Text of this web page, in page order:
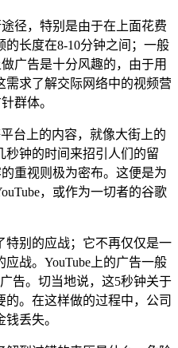
径，特别是由于在上面花费
长度在8-10分钟之间；一般
广告是十分风趣的，由于用
需求了解交际网络中的视频营
群体。
平台上的内容，就像大街上的
秒钟的时间来招引人们的留
重视则极为密布。这便是为
，或作为一切者的谷歌
特别的应战；它不再仅仅是一
战。YouTube上的广告一般
告。切当地说，这5秒钟关于
。在这样做的过程中，公司
丢失。